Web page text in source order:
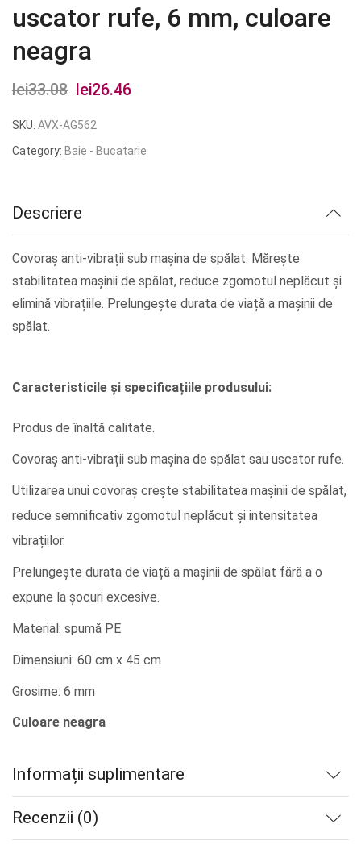
uscator rufe, 6 mm, culoare
neagra
lei33.08
Prețul
inițial
a
lei26.46
este:
SKU: AVX-AG562
Category: Baie - Bucatarie
Descriere
Covoraș anti-vibrații sub mașina de spălat. Mărește
stabilitatea mașinii de spălat, reduce zgomotul neplăcut și
elimină vibrațiile. Prelungește durata de viață a mașinii de
spălat.
Caracteristicile și specificațiile produsului:
Produs de înaltă calitate.
Covoraș anti-vibrații sub mașina de spălat sau uscator rufe.
Utilizarea unui covoraș crește stabilitatea mașinii de spălat,
reduce semnificativ zgomotul neplăcut și intensitatea
vibrațiilor.
Prelungește durata de viață a mașinii de spălat fără a o
expune la șocuri excesive.
Material: spumă PE
Dimensiuni: 60 cm x 45 cm
Grosime: 6 mm
Culoare neagra
Informații suplimentare
Recenzii (0)